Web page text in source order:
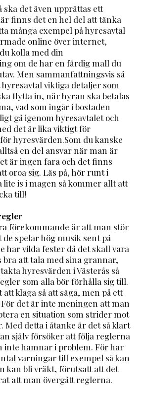
det även upprättas ett
finns det en hel del att tänka
många exempel på hyresavtal
online över internet,
kolla med din
om de har en färdig mall du
Men sammanfattningsvis så
viktiga detaljer som
flytta in, när hyran ska betalas
vad som ingår i bostaden
gå igenom hyresavtalet och
det är lika viktigt för
hyresvärden.Som du kanske
en del ansvar när man är
är ingen fara och det finns
oroa sig. Läs på, hör runt i
lite is i magen så kommer allt att
till!
förekommande är att man stör
spelar hög musik sent på
har vilda fester då det skall vara
bra att tala med sina grannar,
hyresvärden i Västerås så
som alla bör förhålla sig till.
klaga så att säga, men på ett
det är inte meningen att man
en situation som strider mot
Med detta i åtanke är det så klart
själv försöker att följa reglerna
inte hamnar i problem. För har
varningar till exempel så kan
kan bli vräkt, förutsatt att det
att man övergått reglerna.